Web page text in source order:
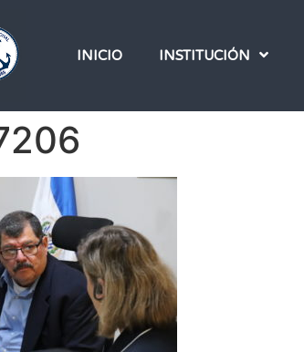
INICIO INSTITUCIÓN